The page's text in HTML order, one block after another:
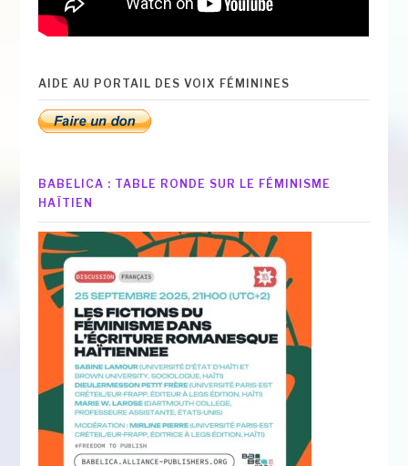
AIDE AU PORTAIL DES VOIX FÉMININES
BABELICA : TABLE RONDE SUR LE FÉMINISME
HAÏTIEN